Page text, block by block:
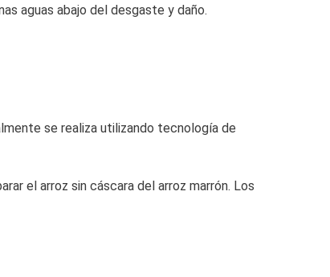
aguas abajo del desgaste y daño.
se realiza utilizando tecnología de
el arroz sin cáscara del arroz marrón. Los